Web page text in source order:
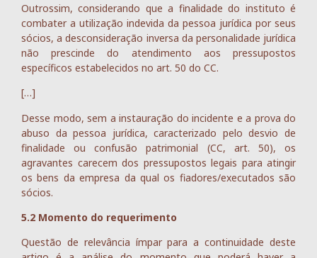
Outrossim, considerando que a finalidade do instituto é
combater a utilização indevida da pessoa jurídica por seus
sócios, a desconsideração inversa da personalidade jurídica
não prescinde do atendimento aos pressupostos
específicos estabelecidos no art. 50 do CC.
[…]
Desse modo, sem a instauração do incidente e a prova do
abuso da pessoa jurídica, caracterizado pelo desvio de
finalidade ou confusão patrimonial (CC, art. 50), os
agravantes carecem dos pressupostos legais para atingir
os bens da empresa da qual os fiadores/executados são
sócios.
5.2 Momento do requerimento
Questão de relevância ímpar para a continuidade deste